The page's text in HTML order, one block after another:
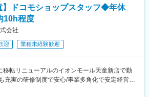
格を保有する先輩社員が必ず確認する為、研
は万全です！
半年を予定しております。
上、決定いたします。
ら１年を経過したタイミングで、再度希望勤務
くことが可能です。
ますが、希望勤務地での就業が叶うことが多
】ドコモショップスタッフ◆年休
10h程度
会社
迎 業種未経験歓迎
転リニューアルのイオンモール天童新店で勤
充実の研修制度で安心/事業多角化で安定経営